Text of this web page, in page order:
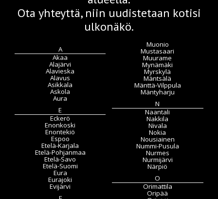
Ota yhteyttä, niin uudistetaan kotisi
ulkonäkö.
A
Akaa
Alajärvi
Alavieska
Alavus
Asikkala
Askola
Aura
E
Eckerö
Enonkoski
Enontekiö
Espoo
Etelä-Karjala
Etelä-Pohjanmaa
Etelä-Savo
Etelä-Suomi
Eura
Eurajoki
Evijärvi
Muonio
Mustasaari
Muurame
Mynämäki
Myrskylä
Mäntsälä
Mänttä-Vilppula
Mäntyharju
N
Naantali
Nakkila
Nivala
Nokia
Nousiainen
Nummi-Pusula
Nurmes
Nurmijärvi
Närpiö
O
Orimattila
Oripää